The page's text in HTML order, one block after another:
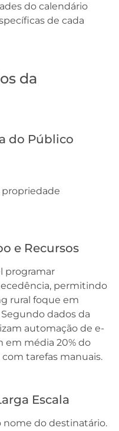
do calendário
de cada
da
do Público
propriedade
e Recursos
programar
permitindo
rural foque em
dados da
automação de e-
em média 20% do
tarefas manuais.
Escala
nome do destinatário.